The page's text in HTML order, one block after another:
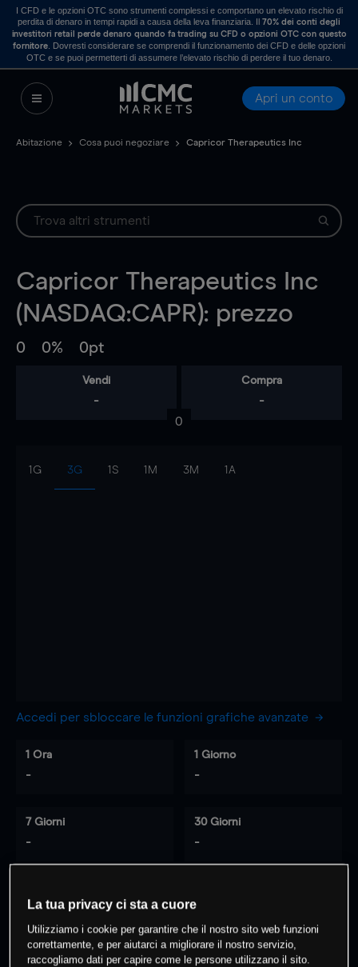
I CFD e le opzioni OTC sono strumenti complessi e comportano un elevato rischio di
perdita di denaro in tempi rapidi a causa della leva finanziaria. Il70% dei conti degli
investitori retail perde denaro quando fa trading su CFD o opzioni OTC con questo
fornitore . Dovresti considerare se comprendi il funzionamento dei CFD e delle opzioni
OTC e se puoi permetterti di assumere l’elevato rischio di perdere il tuo denaro.
Apri un conto
Abitazione Cosa puoi negoziare Capricor Therapeutics Inc
Capricor Therapeutics Inc
(NASDAQ:CAPR): prezzo
0 0% 0pt
Vendi
-
Compra
-
0
1G 3G 1S 1M 3M 1A
Accedi per sbloccare le funzioni grafiche avanzate
1 Ora
-
1 Giorno
-
7 Giorni
-
30 Giorni
-
0 % dei clienti hanno posizioni
questo prodotto
La tua privacy ci sta a cuore
Utilizziamo i cookie per garantire che il nostro sito web funzioni
correttamente, e per aiutarci a migliorare il nostro servizio,
raccogliamo dati per capire come le persone utilizzano il sito.